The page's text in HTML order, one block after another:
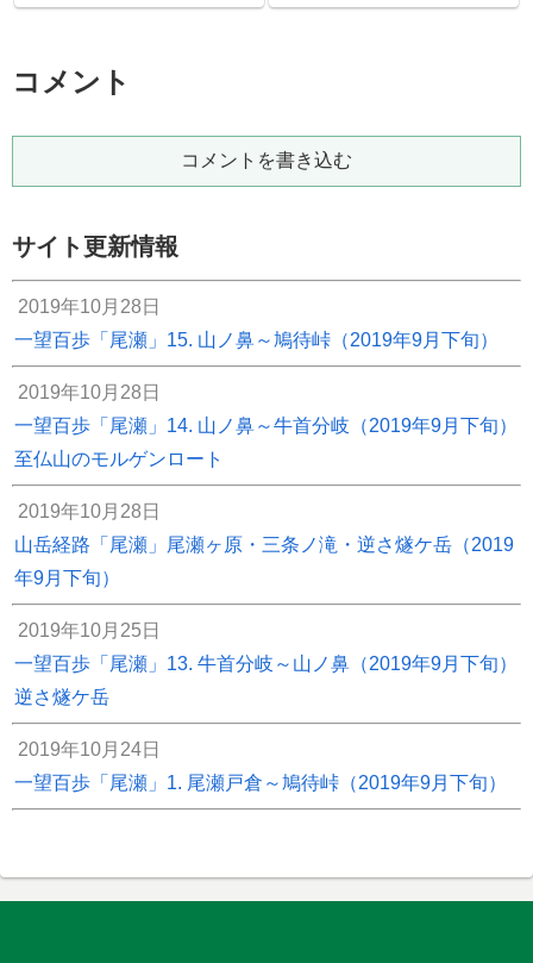
コメント
コメントを書き込む
サイト更新情報
2019年10月28日
一望百歩「尾瀬」15. 山ノ鼻～鳩待峠（2019年9月下旬）
2019年10月28日
一望百歩「尾瀬」14. 山ノ鼻～牛首分岐（2019年9月下旬）
至仏山のモルゲンロート
2019年10月28日
山岳経路「尾瀬」尾瀬ヶ原・三条ノ滝・逆さ燧ケ岳（2019
年9月下旬）
2019年10月25日
一望百歩「尾瀬」13. 牛首分岐～山ノ鼻（2019年9月下旬）
逆さ燧ケ岳
2019年10月24日
一望百歩「尾瀬」1. 尾瀬戸倉～鳩待峠（2019年9月下旬）